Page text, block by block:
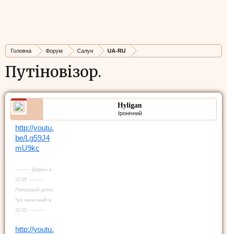
Головна Форум Салун UA-RU
Путіновізор.
Hyligan
Іронічний
http://youtu.
be/Lg59J4
mU9kc
---------- Додано в
22:05 ----------
Попередній допис
був написаний в
22:02 ----------
http://youtu.